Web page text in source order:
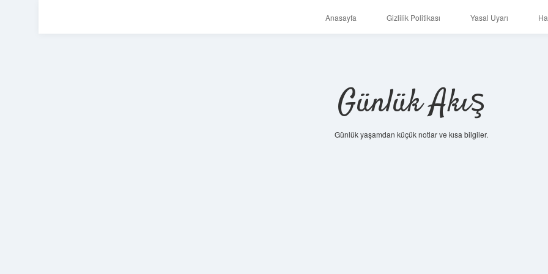
Anasayfa Gizlilik Politikası Yasal Uyarı
Günlük Akış
Günlük yaşamdan küçük notlar ve kısa bilgiler.